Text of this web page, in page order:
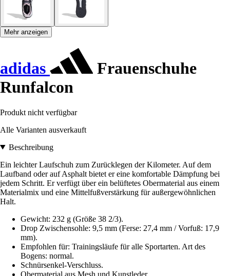
Mehr anzeigen
adidas
Frauenschuhe
Runfalcon
Produkt nicht verfügbar
Alle Varianten ausverkauft
Beschreibung
Ein leichter Laufschuh zum Zurücklegen der Kilometer. Auf dem
Laufband oder auf Asphalt bietet er eine komfortable Dämpfung bei
jedem Schritt. Er verfügt über ein belüftetes Obermaterial aus einem
Materialmix und eine Mittelfußverstärkung für außergewöhnlichen
Halt.
Gewicht: 232 g (Größe 38 2/3).
Drop Zwischensohle: 9,5 mm (Ferse: 27,4 mm / Vorfuß: 17,9
mm).
Empfohlen für: Trainingsläufe für alle Sportarten. Art des
Bogens: normal.
Schnürsenkel-Verschluss.
Obermaterial aus Mesh und Kunstleder.